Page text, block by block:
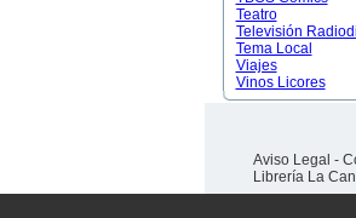
Teatro
Televisión
Tema Local
Viajes
Vinos Licores
Aviso Legal -
Librería La